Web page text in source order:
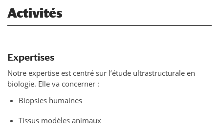
Activités
Expertises
Notre expertise est centré sur l’étude ultrastructurale en
biologie. Elle va concerner :
Biopsies humaines
Tissus modèles animaux